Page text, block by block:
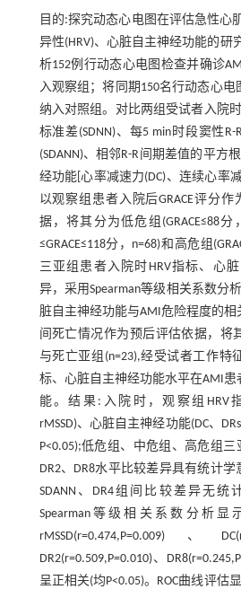
目的:探究动态心电图在评估急性心
异性(HRV)、心脏自主神经功能的研
析152例行动态心电图检查并确诊
入观察组；将同期150名行动态心
纳入对照组。对比两组受试者入院时
标准差(SDNN)、每5 min时段窦性
(SDANN)、相邻R-R间期差值的平方
经功能[心率减速力(DC)、连续心率
以观察组患者入院后GRACE评分
据，将其分为低危组(GRACE≤88分
≤GRACE≤118分，n=68)和高危组
三亚组患者入院时HRV指标、心
异，采用Spearman等级相关系数分
脏自主神经功能与AMI危险程度的相
间死亡情况作为预后评估依据，将
与死亡亚组(n=23),经受试者工作特
标、心脏自主神经功能水平在AMI
能。结果:入院时，观察组HRV指
rMSSD)、心脏自主神经功能(DC、
P<0.05);低危组、中危组、高危组三
DR2、DR8水平比较差异具有统计学
SDANN、DR4组间比较差异无统
Spearman等级相关系数分析显
rMSSD(r=0.474,P=0.009)、
DR2(r=0.509,P=0.010)、
呈正相关(均P<0.05)。ROC曲线评估